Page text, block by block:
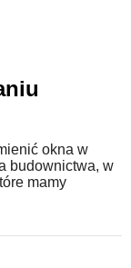
okna w
budownictwa, w
mamy